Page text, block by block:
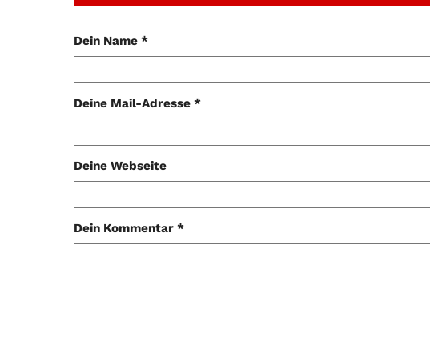
Dein Name *
Deine Mail-Adresse *
Deine Webseite
Dein Kommentar *